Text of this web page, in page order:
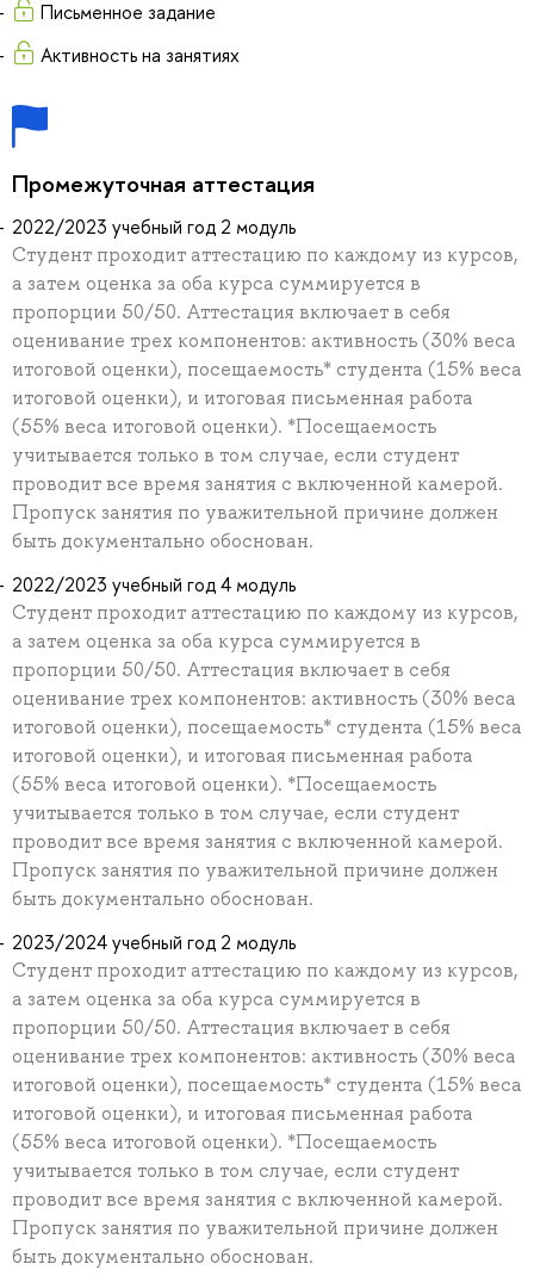
Письменное задание
Активность на занятиях
Промежуточная аттестация
2022/2023 учебный год 2 модуль
Студент проходит аттестацию по каждому из курсов,
а затем оценка за оба курса суммируется в
пропорции 50/50. Аттестация включает в себя
оценивание трех компонентов: активность (30% веса
итоговой оценки), посещаемость* студента (15% веса
итоговой оценки), и итоговая письменная работа
(55% веса итоговой оценки). *Посещаемость
учитывается только в том случае, если студент
проводит все время занятия с включенной камерой.
Пропуск занятия по уважительной причине должен
быть документально обоснован.
2022/2023 учебный год 4 модуль
Студент проходит аттестацию по каждому из курсов,
а затем оценка за оба курса суммируется в
пропорции 50/50. Аттестация включает в себя
оценивание трех компонентов: активность (30% веса
итоговой оценки), посещаемость* студента (15% веса
итоговой оценки), и итоговая письменная работа
(55% веса итоговой оценки). *Посещаемость
учитывается только в том случае, если студент
проводит все время занятия с включенной камерой.
Пропуск занятия по уважительной причине должен
быть документально обоснован.
2023/2024 учебный год 2 модуль
Студент проходит аттестацию по каждому из курсов,
а затем оценка за оба курса суммируется в
пропорции 50/50. Аттестация включает в себя
оценивание трех компонентов: активность (30% веса
итоговой оценки), посещаемость* студента (15% веса
итоговой оценки), и итоговая письменная работа
(55% веса итоговой оценки). *Посещаемость
учитывается только в том случае, если студент
проводит все время занятия с включенной камерой.
Пропуск занятия по уважительной причине должен
быть документально обоснован.